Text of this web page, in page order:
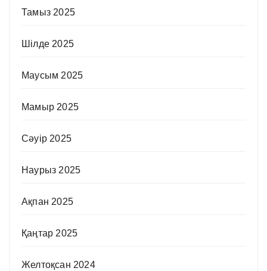
Тамыз 2025
Шілде 2025
Маусым 2025
Мамыр 2025
Сәуір 2025
Наурыз 2025
Ақпан 2025
Қаңтар 2025
Желтоқсан 2024